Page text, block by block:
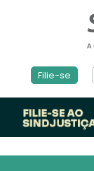
Filie-se